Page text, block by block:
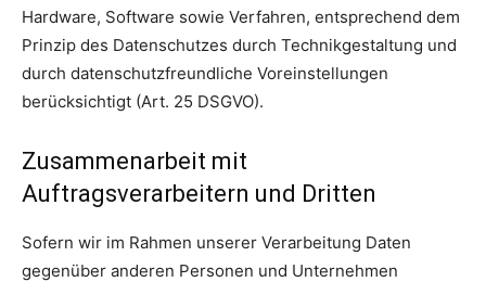
Hardware, Software sowie Verfahren, entsprechend dem
Prinzip des Datenschutzes durch Technikgestaltung und
durch datenschutzfreundliche Voreinstellungen
berücksichtigt (Art. 25 DSGVO).
Zusammenarbeit mit
Auftragsverarbeitern und Dritten
Sofern wir im Rahmen unserer Verarbeitung Daten
gegenüber anderen Personen und Unternehmen